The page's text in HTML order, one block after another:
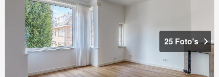
25 Foto's